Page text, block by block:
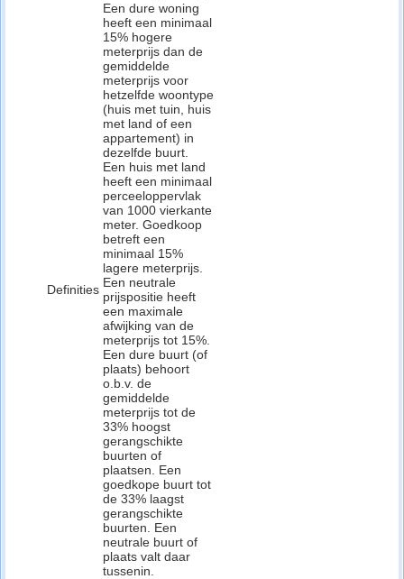
Definities
Een dure woning
heeft een minimaal
15% hogere
meterprijs dan de
gemiddelde
meterprijs voor
hetzelfde woontype
(huis met tuin, huis
met land of een
appartement) in
dezelfde buurt.
Een huis met land
heeft een minimaal
perceeloppervlak
van 1000 vierkante
meter. Goedkoop
betreft een
minimaal 15%
lagere meterprijs.
Een neutrale
prijspositie heeft
een maximale
afwijking van de
meterprijs tot 15%.
Een dure buurt (of
plaats) behoort
o.b.v. de
gemiddelde
meterprijs tot de
33% hoogst
gerangschikte
buurten of
plaatsen. Een
goedkope buurt tot
de 33% laagst
gerangschikte
buurten. Een
neutrale buurt of
plaats valt daar
tussenin.